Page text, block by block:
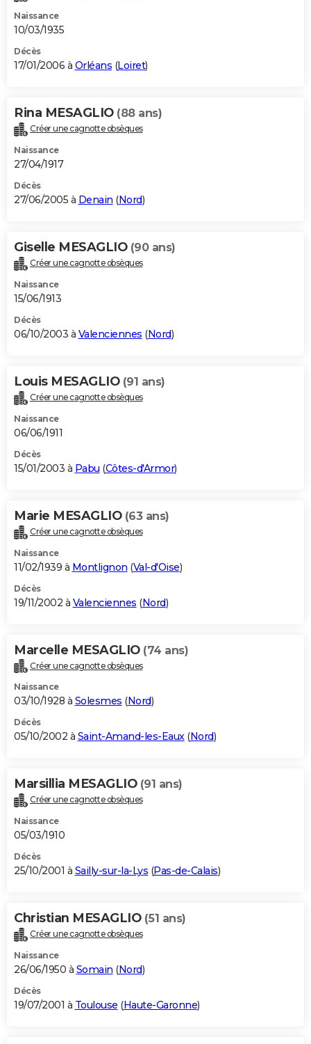
Naissance
10/03/1935
Décès
17/01/2006 à Orléans (Loiret)
Rina MESAGLIO (88 ans)
Créer une cagnotte obsèques
Naissance
27/04/1917
Décès
27/06/2005 à Denain (Nord)
Giselle MESAGLIO (90 ans)
Créer une cagnotte obsèques
Naissance
15/06/1913
Décès
06/10/2003 à Valenciennes (Nord)
Louis MESAGLIO (91 ans)
Créer une cagnotte obsèques
Naissance
06/06/1911
Décès
15/01/2003 à Pabu (Côtes-d'Armor)
Marie MESAGLIO (63 ans)
Créer une cagnotte obsèques
Naissance
11/02/1939 à Montlignon (Val-d'Oise)
Décès
19/11/2002 à Valenciennes (Nord)
Marcelle MESAGLIO (74 ans)
Créer une cagnotte obsèques
Naissance
03/10/1928 à Solesmes (Nord)
Décès
05/10/2002 à Saint-Amand-les-Eaux(Nord)
Marsillia MESAGLIO (91 ans)
Créer une cagnotte obsèques
Naissance
05/03/1910
Décès
25/10/2001 à Sailly-sur-la-Lys (Pas-de-Calais)
Christian MESAGLIO (51 ans)
Créer une cagnotte obsèques
Naissance
26/06/1950 à Somain (Nord)
Décès
19/07/2001 à Toulouse (Haute-Garonne)